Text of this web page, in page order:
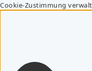
Cookie-Zustimmung